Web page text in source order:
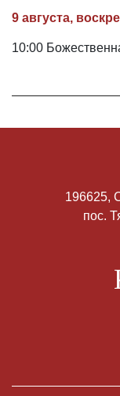
9 августа,
10:00
196625,
пос.